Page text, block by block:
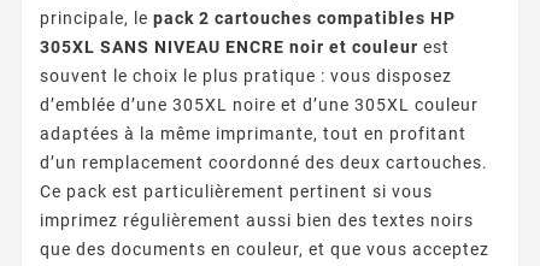
principale, le pack 2 cartouches compatibles HP
305XL SANS NIVEAU ENCRE noir et couleur est
souvent le choix le plus pratique : vous disposez
d’emblée d’une 305XL noire et d’une 305XL couleur
adaptées à la même imprimante, tout en profitant
d’un remplacement coordonné des deux cartouches.
Ce pack est particulièrement pertinent si vous
imprimez régulièrement aussi bien des textes noirs
que des documents en couleur, et que vous acceptez